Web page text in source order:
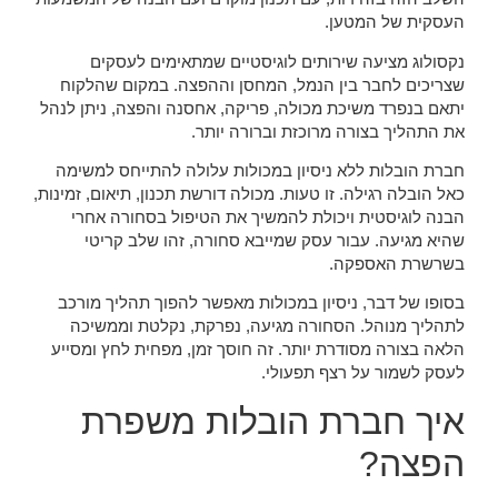
העסקית של המטען.
נקסולוג מציעה שירותים לוגיסטיים שמתאימים לעסקים
שצריכים לחבר בין הנמל, המחסן וההפצה. במקום שהלקוח
יתאם בנפרד משיכת מכולה, פריקה, אחסנה והפצה, ניתן לנהל
את התהליך בצורה מרוכזת וברורה יותר.
חברת הובלות ללא ניסיון במכולות עלולה להתייחס למשימה
כאל הובלה רגילה. זו טעות. מכולה דורשת תכנון, תיאום, זמינות,
הבנה לוגיסטית ויכולת להמשיך את הטיפול בסחורה אחרי
שהיא מגיעה. עבור עסק שמייבא סחורה, זהו שלב קריטי
בשרשרת האספקה.
בסופו של דבר, ניסיון במכולות מאפשר להפוך תהליך מורכב
לתהליך מנוהל. הסחורה מגיעה, נפרקת, נקלטת וממשיכה
הלאה בצורה מסודרת יותר. זה חוסך זמן, מפחית לחץ ומסייע
לעסק לשמור על רצף תפעולי.
איך חברת הובלות משפרת
הפצה?